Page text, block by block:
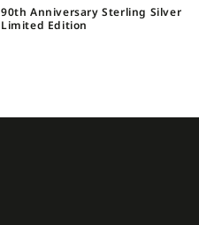
90th Anniversary Sterling Silver
Limited Edition